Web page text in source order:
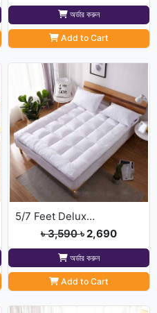
অর্ডার করুন
Add to Cart
5/7 Feet Deluxe Mattress Topper
৳ 3,590৳ 2,690
অর্ডার করুন
Add to Cart